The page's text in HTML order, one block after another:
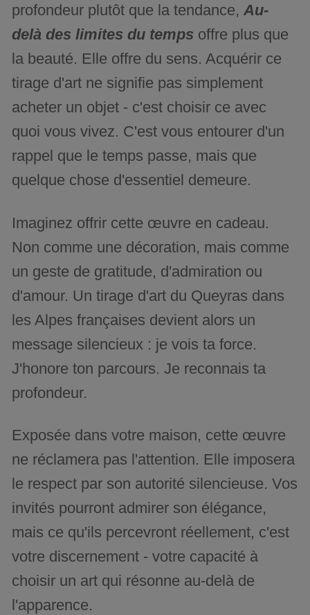
profondeur plutôt que la tendance,Au-
delà des limites du temps offre plus que
la beauté. Elle offre du sens. Acquérir ce
tirage d'art ne signifie pas simplement
acheter un objet - c'est choisir ce avec
quoi vous vivez. C'est vous entourer d'un
rappel que le temps passe, mais que
quelque chose d'essentiel demeure.
Imaginez offrir cette œuvre en cadeau.
Non comme une décoration, mais comme
un geste de gratitude, d'admiration ou
d'amour. Un tirage d'art du Queyras dans
les Alpes françaises devient alors un
message silencieux : je vois ta force.
J'honore ton parcours. Je reconnais ta
profondeur.
Exposée dans votre maison, cette œuvre
ne réclamera pas l'attention. Elle imposera
le respect par son autorité silencieuse. Vos
invités pourront admirer son élégance,
mais ce qu'ils percevront réellement, c'est
votre discernement - votre capacité à
choisir un art qui résonne au-delà de
l'apparence.